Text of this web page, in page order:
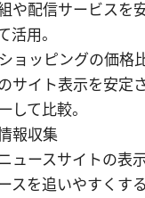
や配信サービスを
活用。
ョッピングの価格
サイト表示を安定
して比較。
報収集
ュースサイトの表
スを追いやすくする